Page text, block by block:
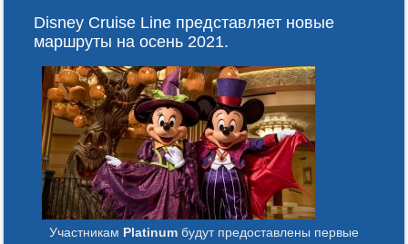
Disney Cruise Line представляет новые
маршруты на осень 2021.
Участникам Platinum будут предоставлены первые